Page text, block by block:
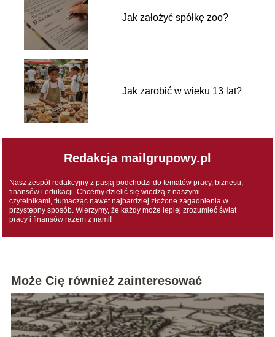
Jak założyć spółkę zoo?
Jak zarobić w wieku 13 lat?
Redakcja mailgrupowy.pl
Nasz zespół redakcyjny z pasją podchodzi do tematów pracy, biznesu,
finansów i edukacji. Chcemy dzielić się wiedzą z naszymi
czytelnikami, tłumacząc nawet najbardziej złożone zagadnienia w
przystępny sposób. Wierzymy, że każdy może lepiej zrozumieć świat
pracy i finansów razem z nami!
Może Cię również zainteresować